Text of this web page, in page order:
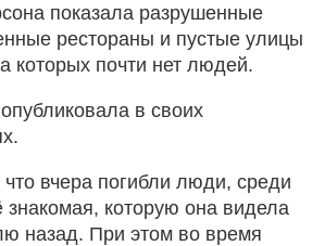
показала разрушенные
рестораны и пустые улицы
которых почти нет людей.
в своих
вчера погибли люди, среди
которую она видела
назад. При этом во время